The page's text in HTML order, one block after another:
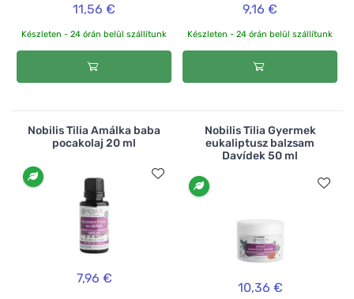
11,56 €
Készleten - 24 órán belül szállítunk
9,16 €
Készleten - 24 órán belül szállítunk
Nobilis Tilia Amálka baba
pocakolaj 20 ml
7,96 €
Nobilis Tilia Gyermek
eukaliptusz balzsam
Davídek 50 ml
10,36 €